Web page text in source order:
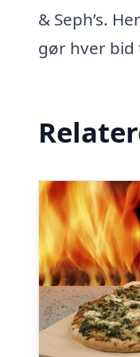
& Seph’s.
gør hver bid